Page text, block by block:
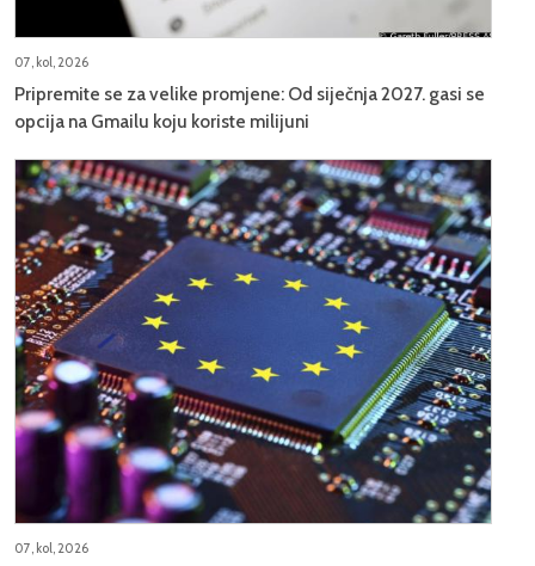
07, kol, 2026
Pripremite se za velike promjene: Od siječnja 2027. gasi se
opcija na Gmailu koju koriste milijuni
07, kol, 2026